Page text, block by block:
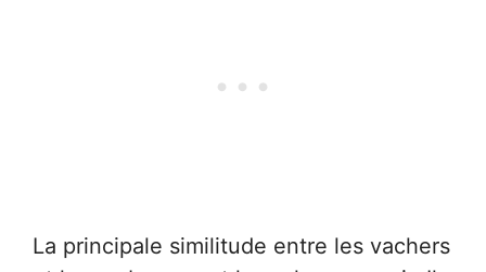
La principale similitude entre les vachers